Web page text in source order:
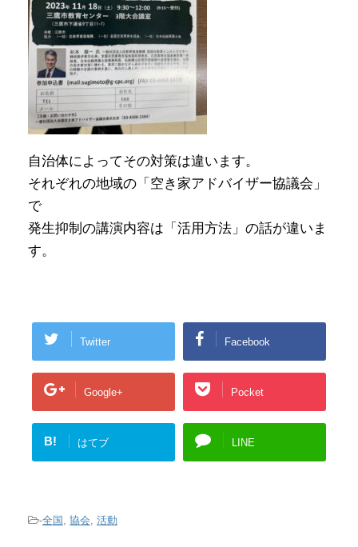
自治体によってその対策は違います。
それぞれの地域の「空き家アドバイザー協議会」
で
発生抑制の講演内容は「活用方法」の話が違いま
す。
Twitter Facebook
Google+ Pocket
B! はてブ LINE
-全国 , 協会, 活動